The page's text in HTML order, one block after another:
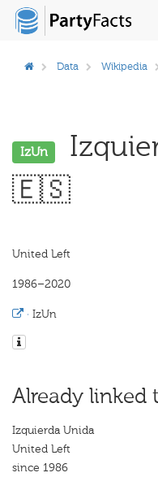
Data Wikipedia
IzUn
🇪🇸
United Left
1986–2020
· IzUn
Already linked
Izquierda Unida
United Left
since 1986